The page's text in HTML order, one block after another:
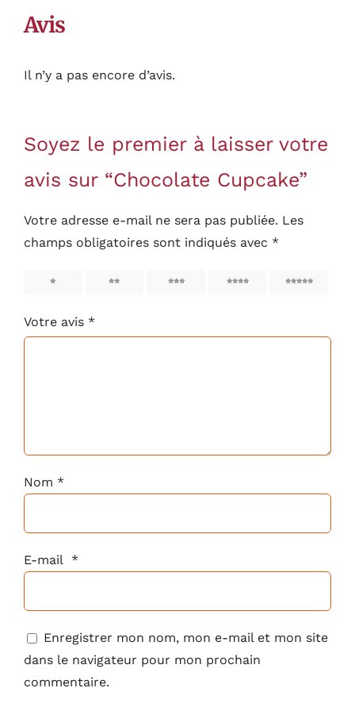
Avis
Il n’y a pas encore d’avis.
Soyez le premier à laisser votre
avis sur “Chocolate Cupcake”
Votre adresse e-mail ne sera pas publiée. Les
champs obligatoires sont indiqués avec *
Votre avis *
Nom *
E-mail *
Enregistrer mon nom, mon e-mail et mon site
dans le navigateur pour mon prochain
commentaire.